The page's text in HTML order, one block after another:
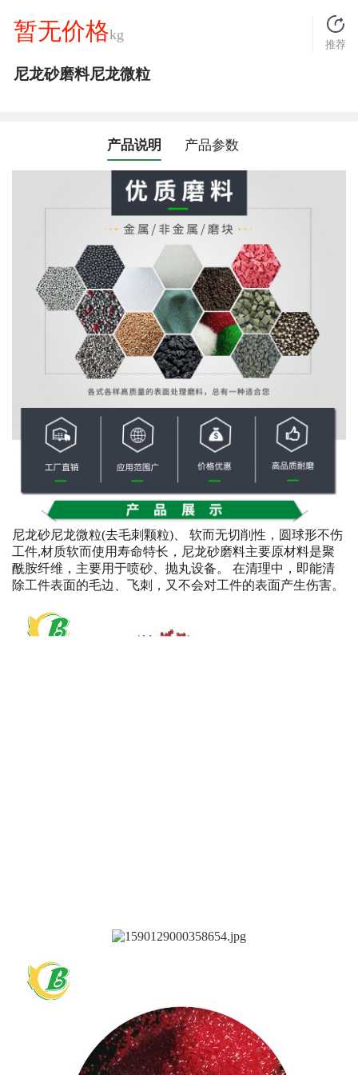
暂无价格kg
推荐
尼龙砂磨料尼龙微粒
产品说明 产品参数
尼龙砂尼龙微粒(去毛刺颗粒)、 软而无切削性，圆球形不伤
工件,材质软而使用寿命特长，尼龙砂磨料主要原材料是聚
酰胺纤维，主要用于喷砂、抛丸设备。 在清理中，即能清
除工件表面的毛边、飞刺，又不会对工件的表面产生伤害。